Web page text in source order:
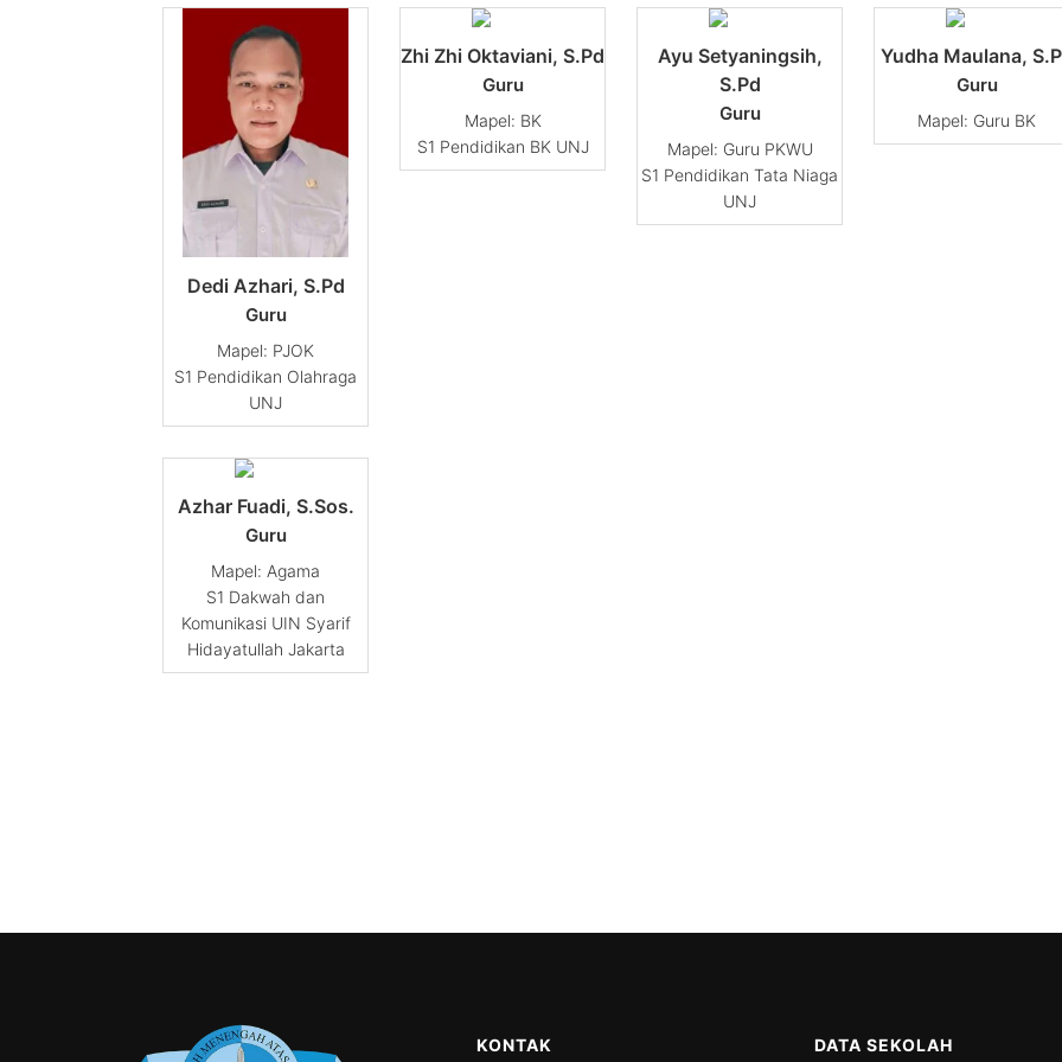
Dedi Azhari, S.Pd
Guru
PJOK
S1 Pendidikan Olahraga
UNJ
Zhi Zhi Oktaviani, S.Pd
Guru
BK
S1 Pendidikan BK UNJ
Ayu Setyaningsih,
S.Pd
Guru
Guru PKWU
S1 Pendidikan Tata Niaga
UNJ
Yudha Maulana,
Guru
Guru BK
Azhar Fuadi, S.Sos.
Guru
Agama
S1 Dakwah dan
Komunikasi UIN Syarif
Hidayatullah Jakarta
KONTAK DATA SEKOLAH